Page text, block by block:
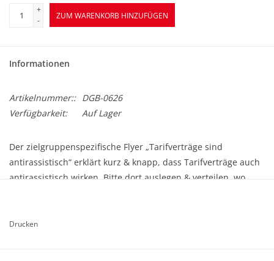
+
-
ZUM WARENKORB HINZUFÜGEN
Informationen
Artikelnummer:: DGB-0626
Verfügbarkeit:
Auf Lager
Der zielgruppenspezifische Flyer „Tarifverträge sind
antirassistisch“ erklärt kurz & knapp, dass Tarifverträge auch
antirassistisch wirken. Bitte dort auslegen & verteilen, wo
Drucken